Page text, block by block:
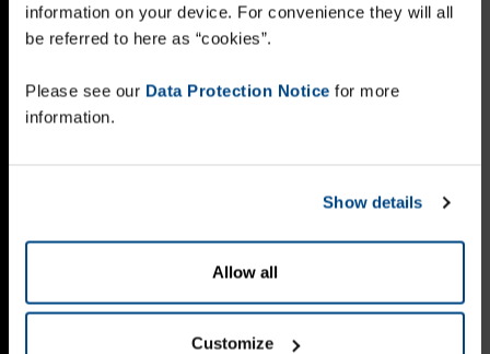
information on your device. For convenience they will all
be referred to here as “cookies”.
Please see our Data Protection Notice for more
information.
Show details
Allow all
Customize